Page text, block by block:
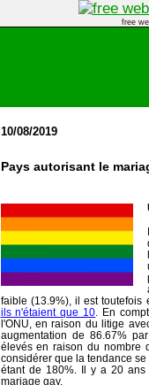
free
10/08/2019
Pays autorisant le
faible (13.9%), il est toutefois
ils n'étaient que 10 . En
l'ONU, en raison du litige
augmentation de 86.67%
élevés en raison du nombre
considérer que la tendance
étant de 180%. Il y a 20 ans
mariage gay.